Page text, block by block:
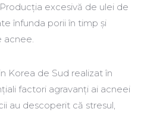
excesivă de ulei de
înfunda porii în timp și
acnee.
Korea de Sud realizat în
factori agravanți ai acneei
au descoperit că stresul,